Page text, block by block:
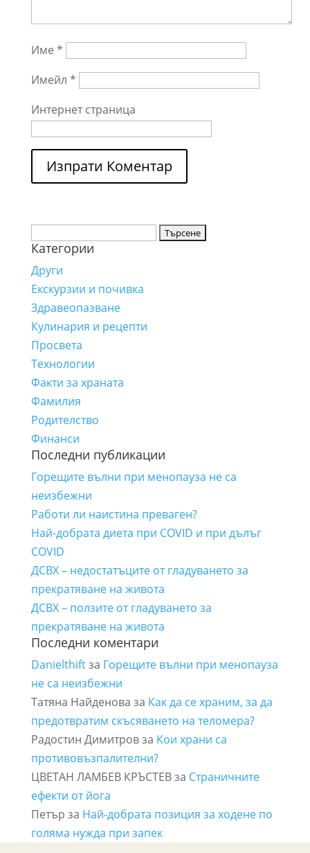
Име *
Имейл *
Интернет страница
за:
Категории
Други
Екскурзии и почивка
Здравеопазване
Кулинария и рецепти
Просвета
Технологии
Факти за храната
Фамилия
Родителство
Финанси
Последни публикации
Горещите вълни при менопауза не са
неизбежни
Работи ли наистина преваген?
Най-добрата диета при COVID и при дълъг
COVID
ДСВХ – недостатъците от гладуването за
прекратяване на живота
ДСВХ – ползите от гладуването за
прекратяване на живота
Последни коментари
Danielthiftза Горещите вълни при менопауза
не са неизбежни
Татяна Найденова за Как да се храним, за да
предотвратим скъсяването на теломера?
Радостин Димитровза Кои храни са
противовъзпалителни?
ЦВЕТАН ЛАМБЕВ КРЪСТЕВза Страничните
ефекти от йога
Петър за Най-добрата позиция за ходене по
голяма нужда при запек